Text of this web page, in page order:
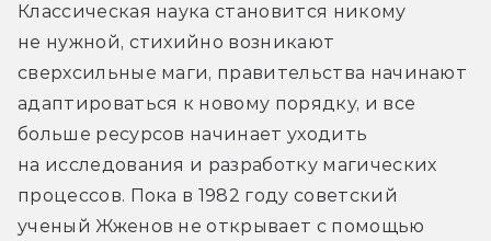
Классическая наука становится никому
не нужной, стихийно возникают
сверхсильные маги, правительства начинают
адаптироваться к новому порядку, и все
больше ресурсов начинает уходить
на исследования и разработку магических
процессов. Пока в 1982 году советский
ученый Жженов не открывает с помощью